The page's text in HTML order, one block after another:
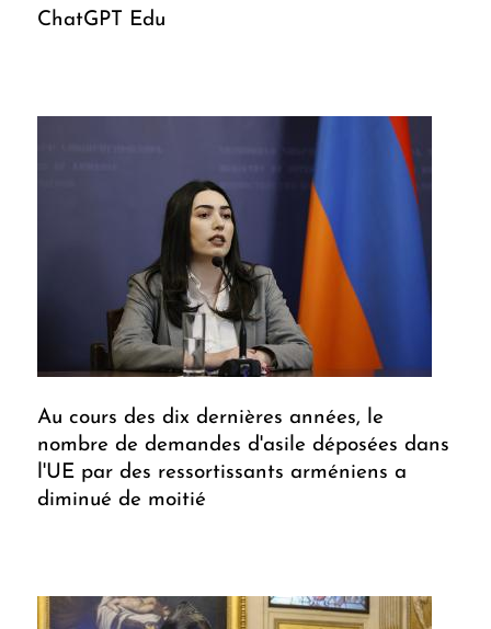
ChatGPT Edu
Au cours des dix dernières années, le
nombre de demandes d'asile déposées dans
l'UE par des ressortissants arméniens a
diminué de moitié